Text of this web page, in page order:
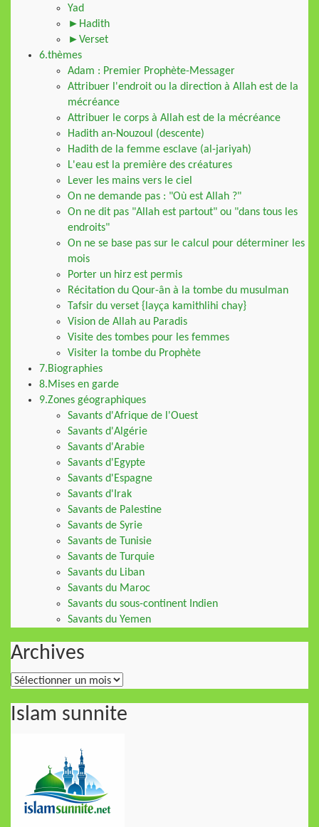
Yad
►Hadith
►Verset
6.thèmes
Adam : Premier Prophète-Messager
Attribuer l'endroit ou la direction à Allah est de la
mécréance
Attribuer le corps à Allah est de la mécréance
Hadith an-Nouzoul (descente)
Hadith de la femme esclave (al-jariyah)
L'eau est la première des créatures
Lever les mains vers le ciel
On ne demande pas : "Où est Allah ?"
On ne dit pas "Allah est partout" ou "dans tous les
endroits"
On ne se base pas sur le calcul pour déterminer les
mois
Porter un hirz est permis
Récitation du Qour-ân à la tombe du musulman
Tafsir du verset {layça kamithlihi chay}
Vision de Allah au Paradis
Visite des tombes pour les femmes
Visiter la tombe du Prophète
7.Biographies
8.Mises en garde
9.Zones géographiques
Savants d'Afrique de l'Ouest
Savants d'Algérie
Savants d'Arabie
Savants d'Egypte
Savants d'Espagne
Savants d'Irak
Savants de Palestine
Savants de Syrie
Savants de Tunisie
Savants de Turquie
Savants du Liban
Savants du Maroc
Savants du sous-continent Indien
Savants du Yemen
Archives
Archives
Islam sunnite